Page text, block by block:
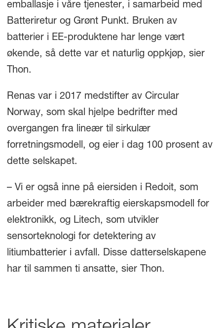
emballasje i våre tjenester, i samarbeid med
Batteriretur og Grønt Punkt. Bruken av
batterier i EE-produktene har lenge vært
økende, så dette var et naturlig oppkjøp, sier
Thon.
Renas var i 2017 medstifter av Circular
Norway, som skal hjelpe bedrifter med
overgangen fra lineær til sirkulær
forretningsmodell, og eier i dag 100 prosent av
dette selskapet.
– Vi er også inne på eiersiden i Redoit, som
arbeider med bærekraftig eierskapsmodell for
elektronikk, og Litech, som utvikler
sensorteknologi for detektering av
litiumbatterier i avfall. Disse datterselskapene
har til sammen ti ansatte, sier Thon.